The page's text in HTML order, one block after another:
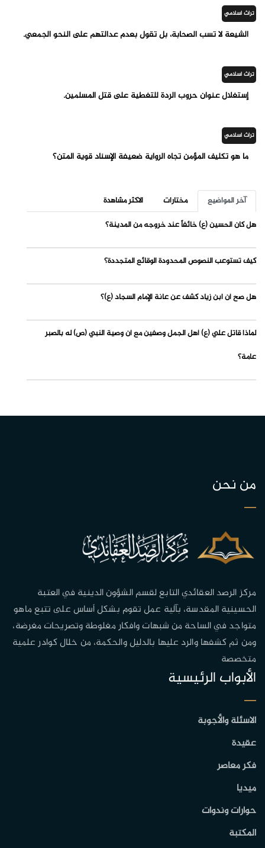
تراث اسلامي
الشيعة لا تسب الصحابة، بل تقول بعدم عدالتهم على النحو الجمعي.
تراث اسلامي
إستغلال عنوان حروب الردة للتغطية على قتل المسلمين.
تراث اسلامي
ما هو تكليف المؤمن تجاه الرواية ضعيفة الإسناد قوية المتن؟
آخر المواضيع مختارات
الاكثر مشاهدة
هل كان الحسين (ع) خائفاً عند خروجه من المدينة؟
كيف تستوعب النصوص المحدودة الوقائع المتجددة؟
هل صح أن ابن زياد كشف عن عانة الإمام السجاد (ع)؟
لماذا قاتل علي (ع) أهل الجمل وصفين مع أن وصية النبي (ص) له بالصبر
عامة؟
من نحن
مركز الرصد العقائدي التابع لقسم الشؤون الدينية في العتبة
الحسينية المقدسة، بآلية عمل تقوم بشكل أساس على تتبع ماهو
متواجد في الساحة من شبهات وافكار مغلوطة وتصريحات مغرضة،
ومن ثم كشفها والرد عليها بالدليل والحكمة، من خلال كوادر علمية
متخصصة
الأبواب الرئيسية
الاسئلة والأجوبة
عقيدة
فكر معاصر
ميديا
حوارات وندوات
المكتبة